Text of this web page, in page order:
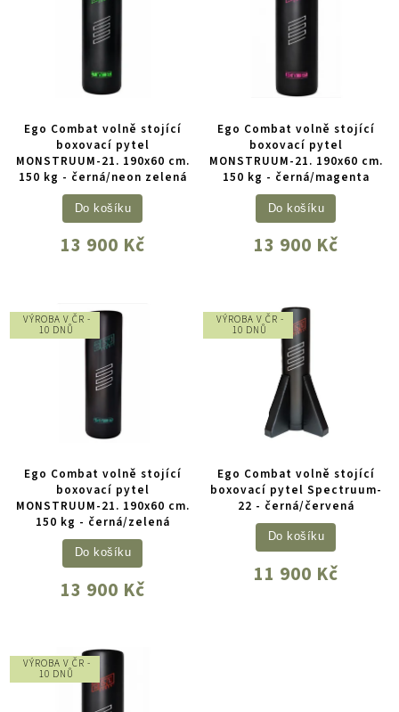
Ego Combat volně stojící
boxovací pytel
MONSTRUUM-21. 190x60 cm.
150 kg - černá/neon zelená
13 900 Kč
Do košíku
Ego Combat volně stojící
boxovací pytel
MONSTRUUM-21. 190x60 cm.
150 kg - černá/magenta
13 900 Kč
Do košíku
VÝROBA V ČR -
10 DNŮ
Ego Combat volně stojící
boxovací pytel
MONSTRUUM-21. 190x60 cm.
150 kg - černá/zelená
13 900 Kč
Do košíku
VÝROBA V ČR -
10 DNŮ
Ego Combat volně stojící
boxovací pytel Spectruum-
22 - černá/červená
11 900 Kč
Do košíku
VÝROBA V ČR -
10 DNŮ